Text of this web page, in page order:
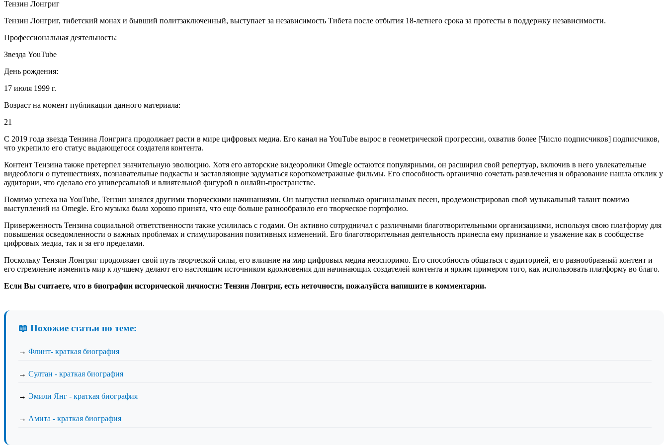
Тензин Лонгриг
Тензин Лонгриг, тибетский монах и бывший политзаключенный, выступает за независимость Тибета после отбытия 18-летнего срока за протесты в поддержку независимости.
Профессиональная деятельность:
Звезда YouTube
День рождения:
17 июля 1999 г.
Возраст на момент публикации данного материала:
21
С 2019 года звезда Тензина Лонгрига продолжает расти в мире цифровых медиа. Его канал на YouTube вырос в геометрической прогрессии, охватив более [Число подписчиков] подписчиков,
что укрепило его статус выдающегося создателя контента.
Контент Тензина также претерпел значительную эволюцию. Хотя его авторские видеоролики Omegle остаются популярными, он расширил свой репертуар, включив в него увлекательные
видеоблоги о путешествиях, познавательные подкасты и заставляющие задуматься короткометражные фильмы. Его способность органично сочетать развлечения и образование нашла отклик у
аудитории, что сделало его универсальной и влиятельной фигурой в онлайн-пространстве.
Помимо успеха на YouTube, Тензин занялся другими творческими начинаниями. Он выпустил несколько оригинальных песен, продемонстрировав свой музыкальный талант помимо
выступлений на Omegle. Его музыка была хорошо принята, что еще больше разнообразило его творческое портфолио.
Приверженность Тензина социальной ответственности также усилилась с годами. Он активно сотрудничал с различными благотворительными организациями, используя свою платформу для
повышения осведомленности о важных проблемах и стимулирования позитивных изменений. Его благотворительная деятельность принесла ему признание и уважение как в сообществе
цифровых медиа, так и за его пределами.
Поскольку Тензин Лонгриг продолжает свой путь творческой силы, его влияние на мир цифровых медиа неоспоримо. Его способность общаться с аудиторией, его разнообразный контент и
его стремление изменить мир к лучшему делают его настоящим источником вдохновения для начинающих создателей контента и ярким примером того, как использовать платформу во благо.
Если Вы считаете, что в биографии исторической личности: Тензин Лонгриг, есть неточности, пожалуйста напишите в комментарии.
📖 Похожие статьи по теме:
→ Флинт- краткая биография
→ Султан - краткая биография
→ Эмили Янг - краткая биография
→ Амита - краткая биография